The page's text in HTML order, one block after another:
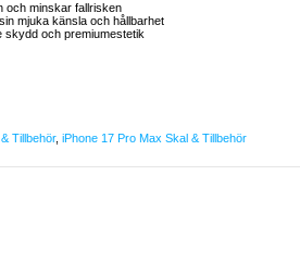
och minskar fallrisken
mjuka känsla och hållbarhet
skydd och premiumestetik
Tillbehör, iPhone 17 Pro Max Skal & Tillbehör